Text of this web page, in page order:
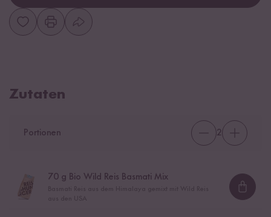
Zutaten
Portionen 2
70 g Bio Wild Reis Basmati Mix